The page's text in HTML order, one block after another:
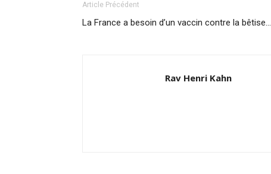
Article Précédent
La France a besoin d’un vaccin contre la bêtise…
Rav Henri Kahn